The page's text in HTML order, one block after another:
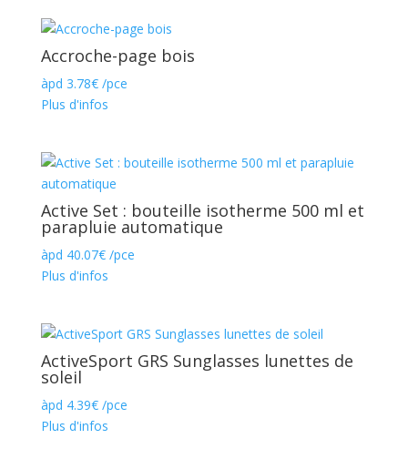
Accroche-page bois
àpd 3.78€/pce
Plus d'infos
Active Set : bouteille isotherme 500 ml et
parapluie automatique
àpd 40.07€/pce
Plus d'infos
ActiveSport GRS Sunglasses lunettes de
soleil
àpd 4.39€/pce
Plus d'infos